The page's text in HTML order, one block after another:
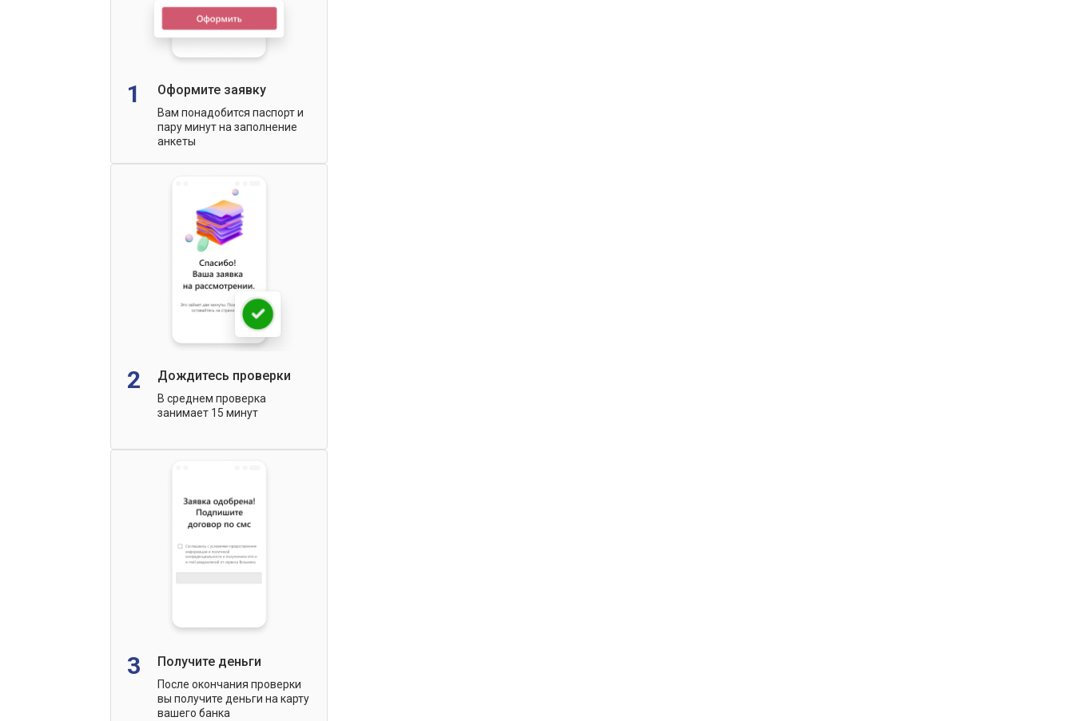
1 Оформите заявку
Вам понадобится паспорт и
пару минут на заполнение
анкеты
2 Дождитесь проверки
В среднем проверка
занимает 15 минут
3 Получите деньги
После окончания проверки
вы получите деньги на карту
вашего банка